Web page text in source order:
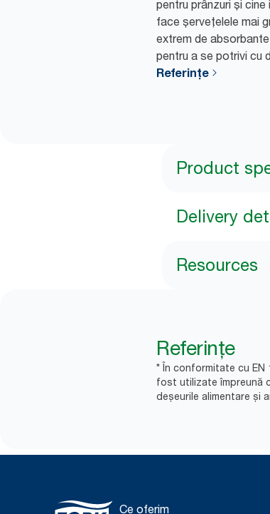
pentru prânzuri și
face șervețelele mai
extrem de
pentru a se potrivi cu
Referințe
Product
Delivery
Resources
Referințe
* În conformitate cu EN
fost utilizate împreună
deșeurile alimentare și
Ce oferim